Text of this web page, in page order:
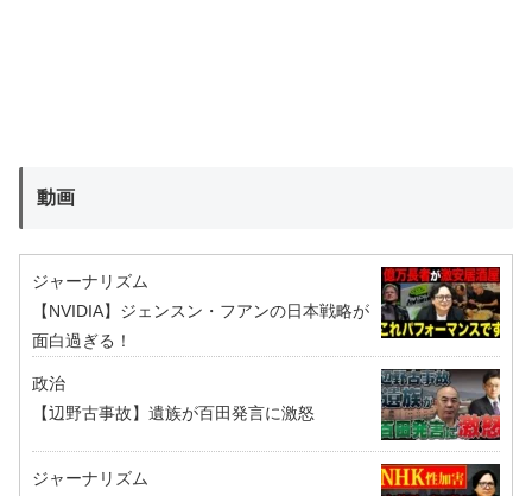
動画
ジャーナリズム
【NVIDIA】ジェンスン・フアンの日本戦略が
面白過ぎる！
政治
【辺野古事故】遺族が百田発言に激怒
ジャーナリズム